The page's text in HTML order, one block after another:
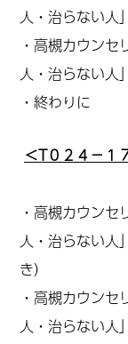
人・治らない人
・高槻カウン
人・治らない人
・終わりに
＜T０２４－１
・高槻カウン
人・治らない人
き）
・高槻カウン
人・治らない人